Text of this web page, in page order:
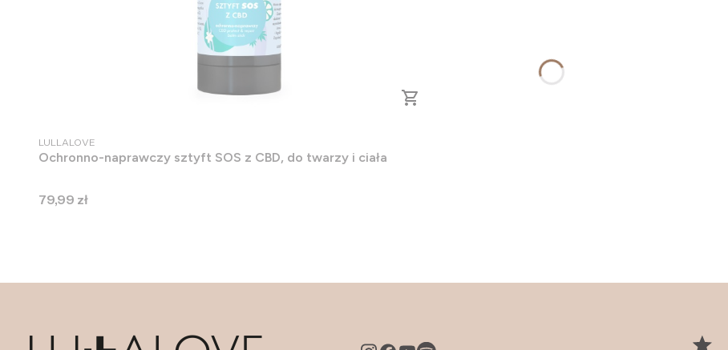
PRODUCENT
LULLALOVE
Ochronno-naprawczy sztyft SOS z CBD, do twarzy i ciała
Cena
79,99 zł